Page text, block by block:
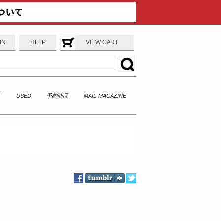
HELP VIEW CART
USED 予約商品 MAIL-MAGAZINE